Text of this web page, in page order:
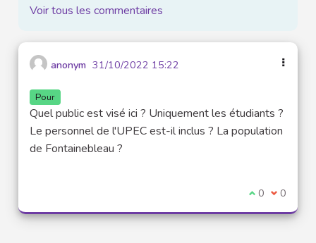
Voir tous les commentaires
anonym 31/10/2022 15:22
Pour
Quel public est visé ici ? Uniquement les étudiants ?
Le personnel de l'UPEC est-il inclus ? La population
de Fontainebleau ?
Je suis
0 Je ne
0